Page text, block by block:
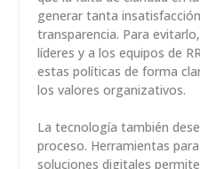
generar tanta
transparencia. Para
líderes y a los equipos de
estas políticas de forma
los valores organizativos.
La tecnología también
proceso. Herramientas para
soluciones digitales